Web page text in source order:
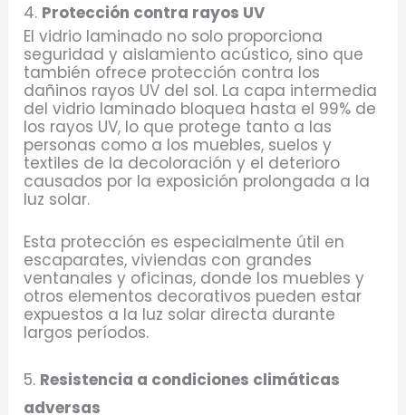
4. Protección contra rayos UV
El vidrio laminado no solo proporciona
seguridad y aislamiento acústico, sino que
también ofrece protección contra los
dañinos rayos UV del sol. La capa intermedia
del vidrio laminado bloquea hasta el 99% de
los rayos UV, lo que protege tanto a las
personas como a los muebles, suelos y
textiles de la decoloración y el deterioro
causados por la exposición prolongada a la
luz solar.
Esta protección es especialmente útil en
escaparates, viviendas con grandes
ventanales y oficinas, donde los muebles y
otros elementos decorativos pueden estar
expuestos a la luz solar directa durante
largos períodos.
5. Resistencia a condiciones climáticas
adversas